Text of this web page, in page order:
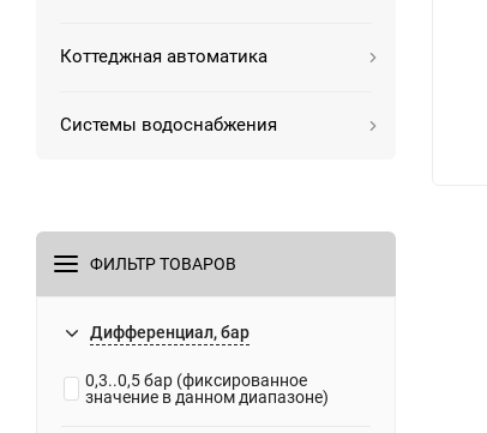
Коттеджная автоматика
Системы водоснабжения
ФИЛЬТР ТОВАРОВ
Дифференциал, бар
0,3..0,5 бар (фиксированное
значение в данном диапазоне)